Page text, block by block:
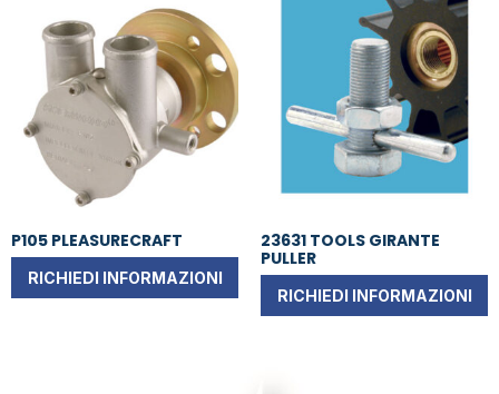
P105 PLEASURECRAFT
RICHIEDI INFORMAZIONI
23631 TOOLS GIRANTE
PULLER
RICHIEDI INFORMAZIONI